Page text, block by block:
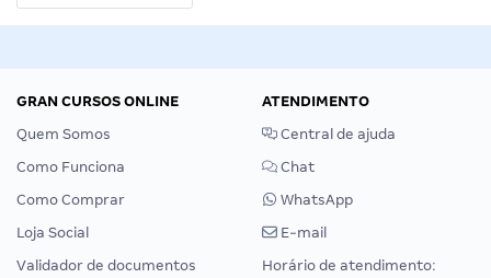
GRAN CURSOS ONLINE
Quem Somos
Como Funciona
Como Comprar
Loja Social
Validador de documentos
ATENDIMENTO
Central de ajuda
Chat
WhatsApp
E-mail
Horário de atendimento: